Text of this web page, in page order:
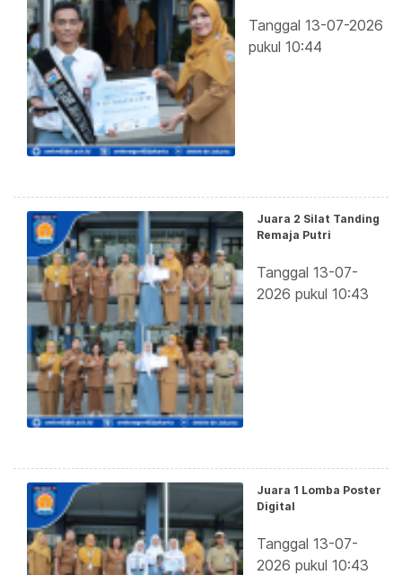
Tanggal 13-07-2026
pukul 10:44
Juara 2 Silat Tanding
Remaja Putri
Tanggal 13-07-
2026 pukul 10:43
Juara 1 Lomba Poster
Digital
Tanggal 13-07-
2026 pukul 10:43